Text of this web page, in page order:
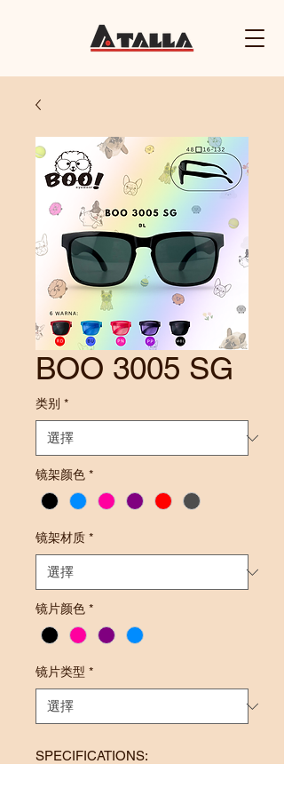
BOO 3005 SG
类别 *
镜架颜色 *
镜架材质 *
镜片颜色 *
镜片类型 *
SPECIFICATIONS: